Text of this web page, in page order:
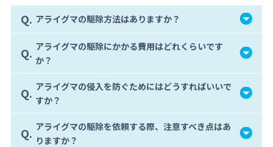
Q. アライグマの駆除方法はありますか？
Q. アライグマの駆除にかかる費用はどれくらいです
か？
Q. アライグマの侵入を防ぐためにはどうすればいいで
すか？
Q. アライグマの駆除を依頼する際、注意すべき点はあ
りますか？